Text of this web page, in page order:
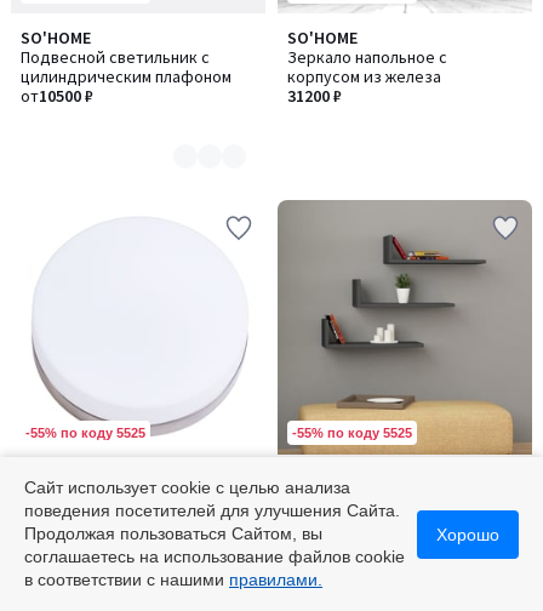
SO'HOME
Подвесной светильник с
цилиндрическим плафоном
от10500 ₽
Количество
цветов:
3
SO'HOME
Зеркало напольное с
корпусом из железа
31200 ₽
-55% по коду 5525
SO'HOME
Потолочный светильник из
металла и стекла
12700 ₽
-55% по коду 5525
Полка
21500 ₽-40%
12900 ₽
Сайт использует cookie с целью анализа
поведения посетителей для улучшения Сайта.
Продолжая пользоваться Сайтом, вы
соглашаетесь на использование файлов cookie
в соответствии с нашими правилами.
Хорошо